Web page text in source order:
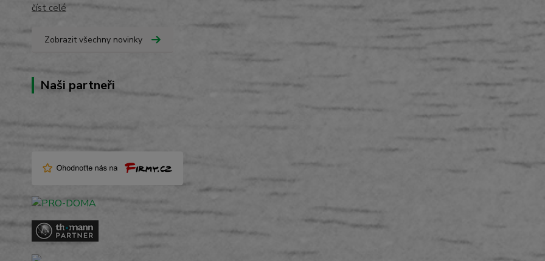
číst celé
Zobrazit všechny novinky
Naši partneři